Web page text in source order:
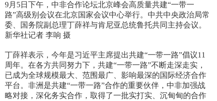
9月5日下午，中非合作论坛北京峰会高质量共建“一带一
路”高级别会议在北京国家会议中心举行。中共中央政治局常
委、国务院副总理丁薛祥与肯尼亚总统鲁托共同主持会议。
新华社记者 李响 摄
丁薛祥表示，今年是习近平主席提出共建“一带一路”倡议11
周年。在各方共同努力下，共建“一带一路”不断走深走实，
已成为全球规模最大、范围最广、影响最深的国际经济合作
平台。非洲是共建“一带一路”合作的重要伙伴，中非加强战
略对接，深化务实合作，取得了一批实打实、沉甸甸的合作